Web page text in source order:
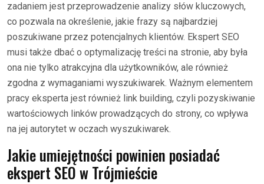
zadaniem jest przeprowadzenie analizy słów kluczowych,
co pozwala na określenie, jakie frazy są najbardziej
poszukiwane przez potencjalnych klientów. Ekspert SEO
musi także dbać o optymalizację treści na stronie, aby była
ona nie tylko atrakcyjna dla użytkowników, ale również
zgodna z wymaganiami wyszukiwarek. Ważnym elementem
pracy eksperta jest również link building, czyli pozyskiwanie
wartościowych linków prowadzących do strony, co wpływa
na jej autorytet w oczach wyszukiwarek.
Jakie umiejętności powinien posiadać
ekspert SEO w Trójmieście